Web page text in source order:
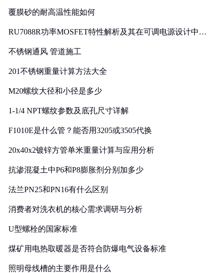
覆膜砂的耐高温性能如何
RU7088R功率MOSFET特性解析及其在可调电源设计中的
不锈钢通风 管道施工
201不锈钢重量计算方法大全
M20螺纹大径和小径是多少
1-1/4 NPT螺纹参数及底孔尺寸详解
F1010E是什么管？能否用3205或3505代换
20x40x2镀锌方管单米重量计算与应用分析
抗渗混凝土中P6和P8膨胀剂分别加多少
法兰PN25和PN16有什么区别
消费者对洗衣机的核心需求调研与分析
U型螺栓的国家标准
煤矿用电热取暖器是否符合防爆电气设备标准
照明母线槽的主要作用是什么